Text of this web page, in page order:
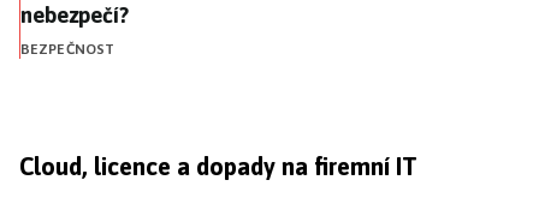
nebezpečí?
BEZPEČNOST
Cloud, licence a dopady na firemní IT